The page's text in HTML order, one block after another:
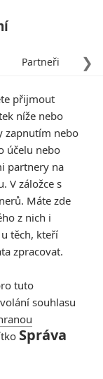
obrovské
svůj lid. Stal se
úspěšně zbrzdila
Evropy. Přesto
především
monster,
❯
Partneři
přijmout
níže nebo
zapnutím nebo
účelu nebo
partnery na
V záložce s
Máte zde
z nich i
těch, kteří
zpracovat.
tuto
souhlasu
Správa